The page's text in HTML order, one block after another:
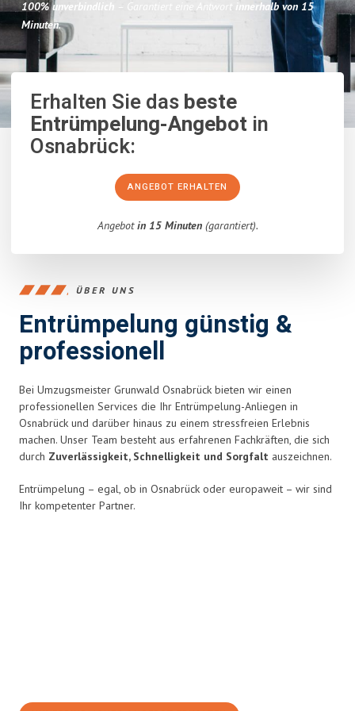
100% unverbindlich – Garantiert eine Antwortinnerhalb von 15
Minuten.
Erhalten Sie dasbeste
Entrümpelung-Angebot in
Osnabrück:
ANGEBOT ERHALTEN
Angebotin 15 Minuten(garantiert).
ÜBER UNS
Entrümpelung günstig &
professionell
Bei Umzugsmeister Grunwald Osnabrück bieten wir einen
professionellen Services die Ihr Entrümpelung-Anliegen in
Osnabrück und darüber hinaus zu einem stressfreien Erlebnis
machen. Unser Team besteht aus erfahrenen Fachkräften, die sich
durch Zuverlässigkeit, Schnelligkeit und Sorgfalt auszeichnen.
Entrümpelung – egal, ob in Osnabrück oder europaweit – wir sind
Ihr kompetenter Partner.